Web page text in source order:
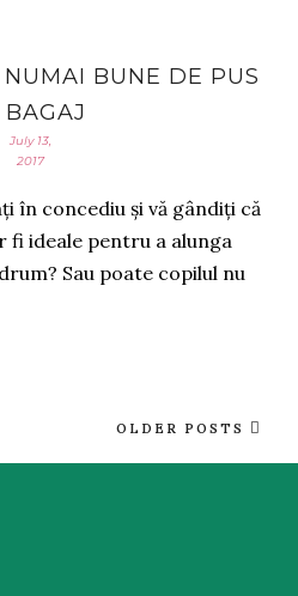
BUNE DE PUS
BAGAJ
July 13,
2017
în concediu și vă gândiți că
fi ideale pentru a alunga
Sau poate copilul nu
OLDER POSTS